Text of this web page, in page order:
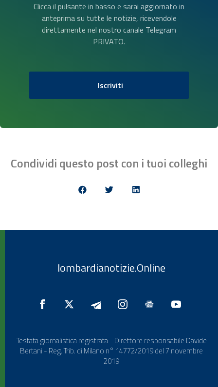
Clicca il pulsante in basso e sarai aggiornato in
anteprima su tutte le notizie, ricevendole
direttamente nel nostro canale Telegram
PRIVATO.
Iscriviti
Condividi questo post con i tuoi colleghi
lombardianotizie.Online
Testata giornalistica registrata - Direttore responsabile Davide
Bertani - Reg. Trib. di Milano n° 14772/2019 del 7 novembre
2019